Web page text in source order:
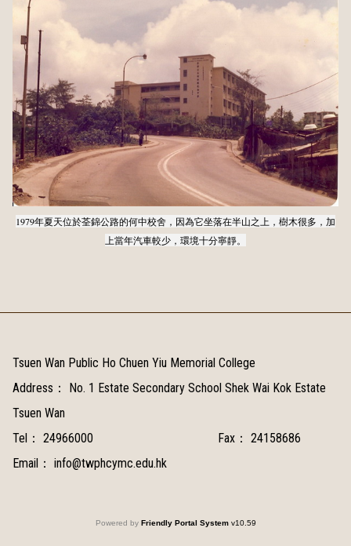
1979年夏天位於荃錦公路的何中校舍，因為它坐落在半山之上，樹木很多，加
上當年汽車較少，環境十分寧靜。
Tsuen Wan Public Ho Chuen Yiu Memorial College
Address：
No. 1 Estate Secondary School Shek Wai Kok Estate
Tsuen Wan
Tel： 24966000 Fax： 24158686
Email： info@twphcymc.edu.hk
Powered by Friendly Portal System v10.59